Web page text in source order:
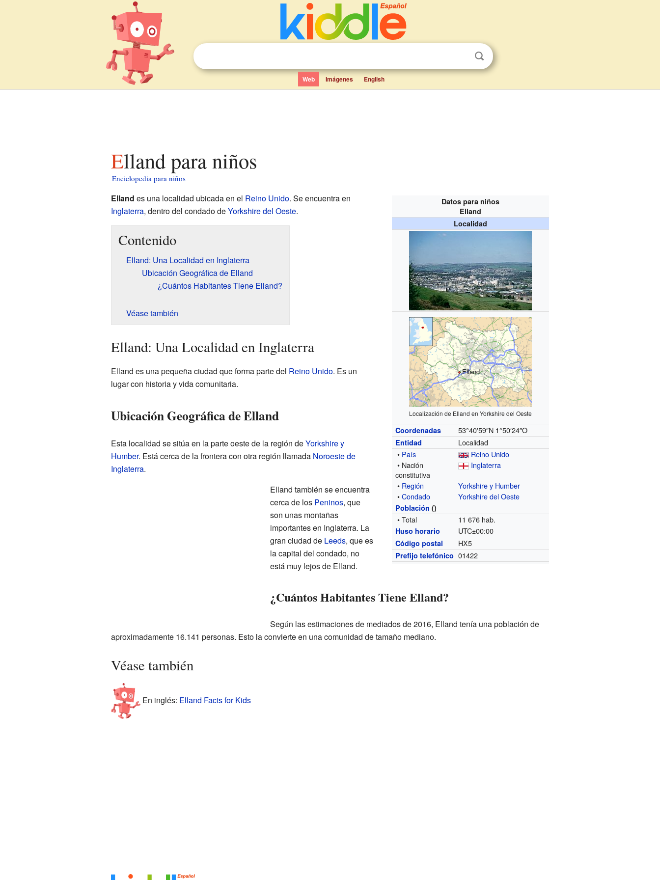
Web Imágenes English
Elland para niños
Enciclopedia para niños
Datos para niños
Elland
Localidad
Elland
Localización de Elland en Yorkshire del Oeste
Coordenadas 53°40′59″N 1°50′24″O
Entidad
Localidad
• País
Reino Unido
• Nación
constitutiva
Inglaterra
• Región
Yorkshire y Humber
•Condado Yorkshire del Oeste
Población ()
• Total 11 676 hab.
Huso horario UTC±00:00
Código postal HX5
Prefijo telefónico 01422
Elland es una localidad ubicada en el Reino Unido. Se encuentra en
Inglaterra, dentro del condado deYorkshire del Oeste.
Contenido
Elland: Una Localidad en Inglaterra
Ubicación Geográfica de Elland
¿Cuántos Habitantes Tiene Elland?
Véase también
Elland: Una Localidad en Inglaterra
Elland es una pequeña ciudad que forma parte del Reino Unido. Es un
lugar con historia y vida comunitaria.
Ubicación Geográfica de Elland
Esta localidad se sitúa en la parte oeste de la región deYorkshire y
Humber. Está cerca de la frontera con otra región llamada Noroeste de
Inglaterra.
Elland también se encuentra
cerca de los Peninos, que
son unas montañas
importantes en Inglaterra. La
gran ciudad de Leeds, que es
la capital del condado, no
está muy lejos de Elland.
¿Cuántos Habitantes Tiene Elland?
Según las estimaciones de mediados de 2016, Elland tenía una población de
aproximadamente 16.141 personas. Esto la convierte en una comunidad de tamaño mediano.
Véase también
En inglés: Elland Facts for Kids